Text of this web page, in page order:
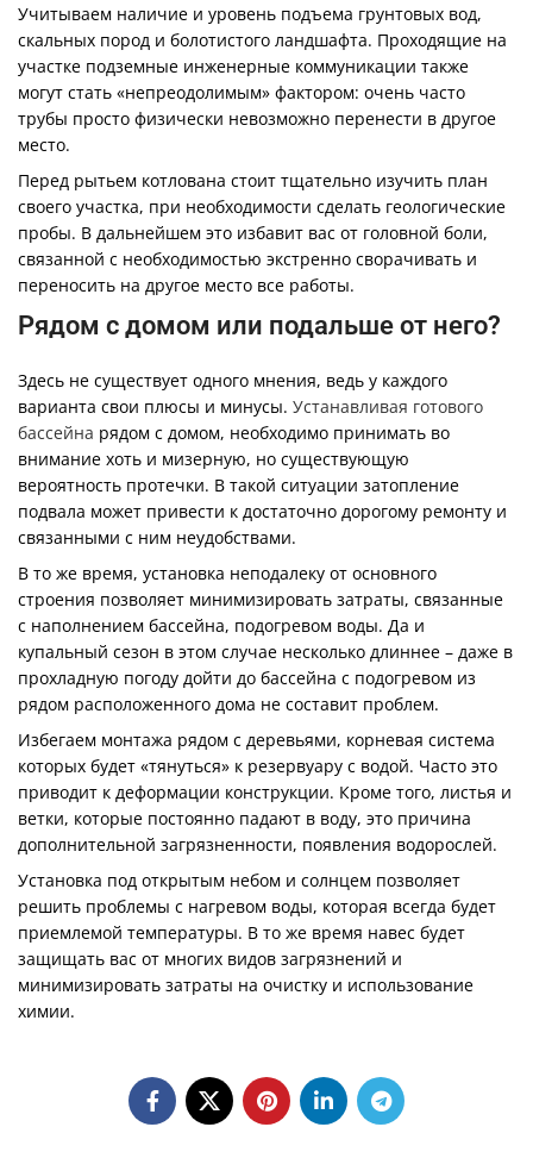
Учитываем наличие и уровень подъема грунтовых вод,
скальных пород и болотистого ландшафта. Проходящие на
участке подземные инженерные коммуникации также
могут стать «непреодолимым» фактором: очень часто
трубы просто физически невозможно перенести в другое
место.
Перед рытьем котлована стоит тщательно изучить план
своего участка, при необходимости сделать геологические
пробы. В дальнейшем это избавит вас от головной боли,
связанной с необходимостью экстренно сворачивать и
переносить на другое место все работы.
Рядом с домом или подальше от него?
Здесь не существует одного мнения, ведь у каждого
варианта свои плюсы и минусы. Устанавливая готового
бассейна рядом с домом, необходимо принимать во
внимание хоть и мизерную, но существующую
вероятность протечки. В такой ситуации затопление
подвала может привести к достаточно дорогому ремонту и
связанными с ним неудобствами.
В то же время, установка неподалеку от основного
строения позволяет минимизировать затраты, связанные
с наполнением бассейна, подогревом воды. Да и
купальный сезон в этом случае несколько длиннее – даже в
прохладную погоду дойти до бассейна с подогревом из
рядом расположенного дома не составит проблем.
Избегаем монтажа рядом с деревьями, корневая система
которых будет «тянуться» к резервуару с водой. Часто это
приводит к деформации конструкции. Кроме того, листья и
ветки, которые постоянно падают в воду, это причина
дополнительной загрязненности, появления водорослей.
Установка под открытым небом и солнцем позволяет
решить проблемы с нагревом воды, которая всегда будет
приемлемой температуры. В то же время навес будет
защищать вас от многих видов загрязнений и
минимизировать затраты на очистку и использование
химии.